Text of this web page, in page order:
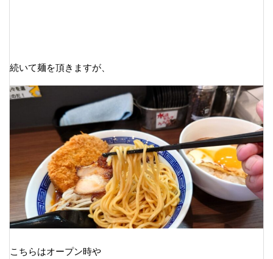
続いて麺を頂きますが、
こちらはオープン時や